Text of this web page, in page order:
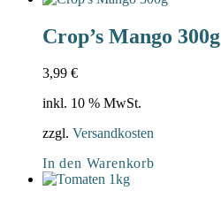
Crop’s Mango 300g
3,99 €
inkl. 10 % MwSt.
zzgl. Versandkosten
In den Warenkorb